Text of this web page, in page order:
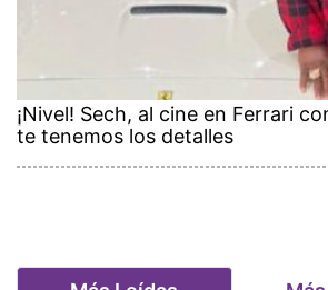
¡Nivel! Sech, al cine en Ferrari
te tenemos los detalles